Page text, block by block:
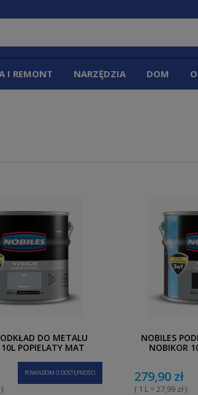
I REMONT NARZĘDZIA DOM
DO METALU
POPIELATY MAT
POWIADOM O DOSTĘPNOŚCI
NOBILES
NOBIKOR
279,90 zł
( 1 L = 27,99 zł )